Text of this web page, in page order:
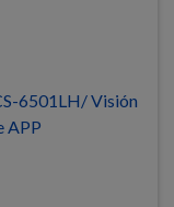
6501LH/ Visión
APP